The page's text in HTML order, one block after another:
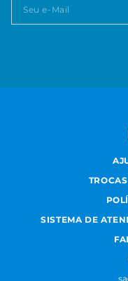
SISTEMA DE